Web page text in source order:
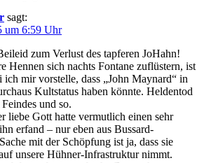
sagt:
um 6:59 Uhr
zum Verlust des tapferen JoHahn!
Hennen sich nachts Fontane zuflüstern, ist
mir vorstelle, dass „John Maynard“ in
Kultstatus haben könnte. Heldentod
und so.
liebe Gott hatte vermutlich einen sehr
erfand – nur eben aus Bussard-
mit der Schöpfung ist ja, dass sie
unsere Hühner-Infrastruktur nimmt.